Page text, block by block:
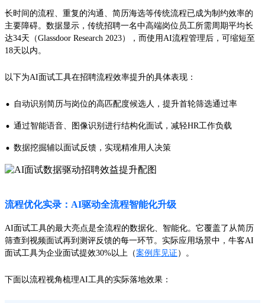
长时间的流程、重复的沟通、简历海选等传统流程已成为制约效率的
主要障碍。数据显示，传统招聘一名中高端岗位员工所需周期平均长
达34天（Glassdoor Research 2023），而使用AI流程管理后，可缩短至
18天以内。
以下为AI面试工具在招聘流程效率提升的具体表现：
· 自动识别简历与岗位的高匹配度候选人，提升首轮筛选通过率
· 通过智能语音、图像识别进行结构化面试，减轻HR工作负载
· 数据挖掘辅以面试反馈，实现精准用人决策
流程优化实录：AI驱动全流程智能化升级
AI面试工具的最大亮点是全流程的数据化、智能化。它覆盖了从简历
筛查到视频面试再到测评反馈的每一环节。实际应用场景中，牛客AI
面试工具为企业面试提效30%以上（案例库见证）。
下面以流程视角梳理AI工具的实际落地效果：